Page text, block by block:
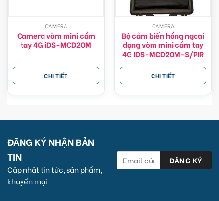
CAMERA
Camera vòm mini cầm
tay 4G iDS-MCD20M
CHI TIẾT
CAMERA
Bộ cảm biến hồng ngoại
dạng vòm mini cầm tay
4G IDS-MCD20M-S/PIR
CHI TIẾT
ĐĂNG KÝ NHẬN BẢN
TIN
Cập nhật tin tức, sản phẩm,
khuyến mại